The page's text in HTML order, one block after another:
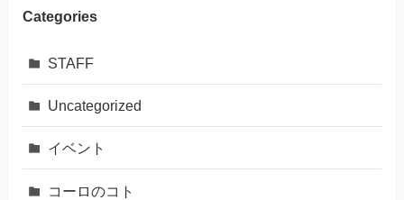
Categories
STAFF
Uncategorized
イベント
コーロのコト